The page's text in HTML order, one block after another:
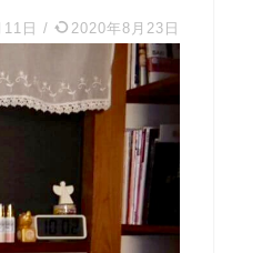
日 / 2020年8月23日